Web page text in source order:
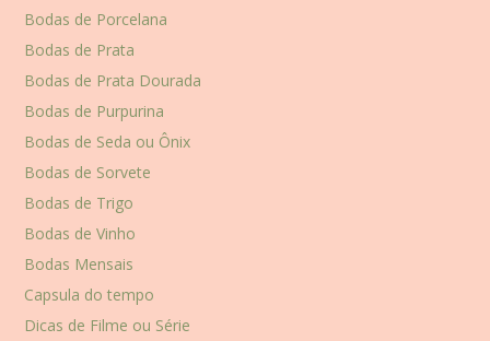
Bodas de Porcelana
Bodas de Prata
Bodas de Prata Dourada
Bodas de Purpurina
Bodas de Seda ou Ônix
Bodas de Sorvete
Bodas de Trigo
Bodas de Vinho
Bodas Mensais
Capsula do tempo
Dicas de Filme ou Série